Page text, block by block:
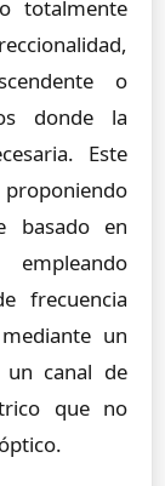
totalmente
o
donde la
Este
basado en
empleando
frecuencia
un
canal de
que no